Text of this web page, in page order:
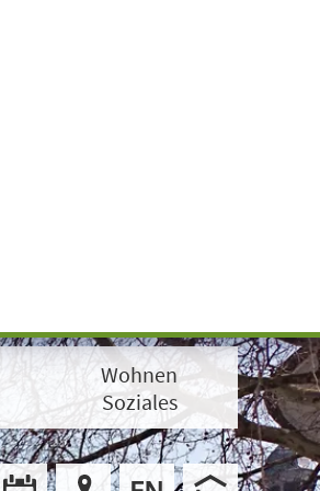
Wohnen
Soziales